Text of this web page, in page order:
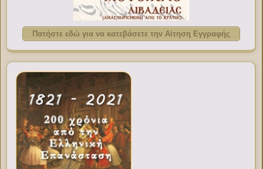
Πατήστε εδώ για να κατεβάσετε την Αίτηση Εγγραφής